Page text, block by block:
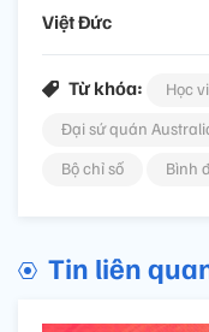
Việt Đức
Từ khóa:
Học
Đại sứ quán
Bộ chỉ số
Bình
Tin liên